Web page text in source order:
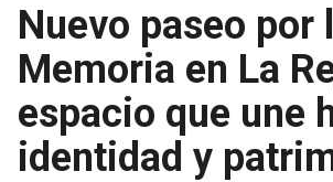
Nuevo paseo por
Memoria en La
espacio que une
identidad y